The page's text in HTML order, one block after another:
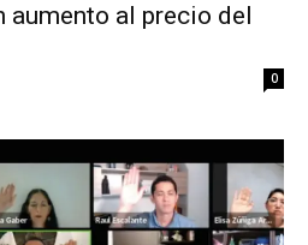
aumento al precio del
0